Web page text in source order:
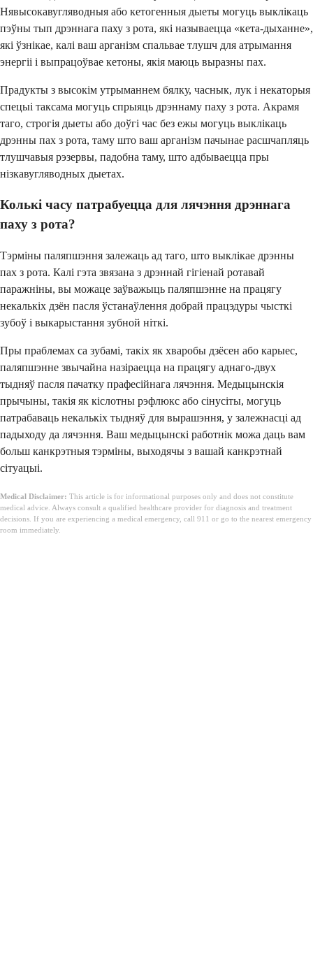
Нявысокавугляводныя або кетогенныя дыеты могуць выклікаць
пэўны тып дрэннага паху з рота, які называецца «кета-дыханне»,
які ўзнікае, калі ваш арганізм спальвае тлушч для атрымання
энергіі і выпрацоўвае кетоны, якія маюць выразны пах.
Прадукты з высокім утрыманнем бялку, часнык, лук і некаторыя
спецыі таксама могуць спрыяць дрэннаму паху з рота. Акрамя
таго, строгія дыеты або доўгі час без ежы могуць выклікаць
дрэнны пах з рота, таму што ваш арганізм пачынае расшчапляць
тлушчавыя рэзервы, падобна таму, што адбываецца пры
нізкавугляводных дыетах.
Колькі часу патрабуецца для лячэння дрэннага
паху з рота?
Тэрміны паляпшэння залежаць ад таго, што выклікае дрэнны
пах з рота. Калі гэта звязана з дрэннай гігіенай ротавай
паражніны, вы можаце заўважыць паляпшэнне на працягу
некалькіх дзён пасля ўстанаўлення добрай працэдуры чысткі
зубоў і выкарыстання зубной ніткі.
Пры праблемах са зубамі, такіх як хваробы дзёсен або карыес,
паляпшэнне звычайна назіраецца на працягу аднаго-двух
тыдняў пасля пачатку прафесійнага лячэння. Медыцынскія
прычыны, такія як кіслотны рэфлюкс або сінусіты, могуць
патрабаваць некалькіх тыдняў для вырашэння, у залежнасці ад
падыходу да лячэння. Ваш медыцынскі работнік можа даць вам
больш канкрэтныя тэрміны, выходячы з вашай канкрэтнай
сітуацыі.
Medical Disclaimer: This article is for informational purposes only and does not constitute
medical advice. Always consult a qualified healthcare provider for diagnosis and treatment
decisions. If you are experiencing a medical emergency, call 911 or go to the nearest emergency
room immediately.